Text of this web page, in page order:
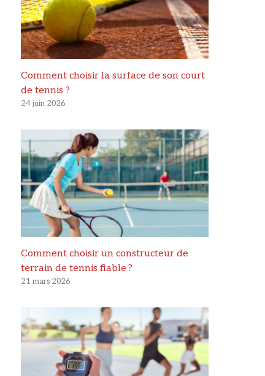
Comment choisir la surface de son court
de tennis ?
24 juin 2026
Comment choisir un constructeur de
terrain de tennis fiable ?
21 mars 2026